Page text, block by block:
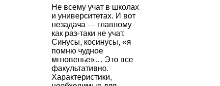
Не всему учат в школах
и университетах. И вот
незадача — главному
как раз-таки не учат.
Синусы, косинусы, «я
помню чудное
мгновенье»… Это все
факультативно.
Характеристики,